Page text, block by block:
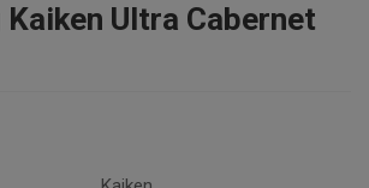
Kaiken Ultra Cabernet